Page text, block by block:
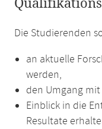
Die Studierenden
an aktuelle
werden,
den Umgang
Einblick in die
Resultate